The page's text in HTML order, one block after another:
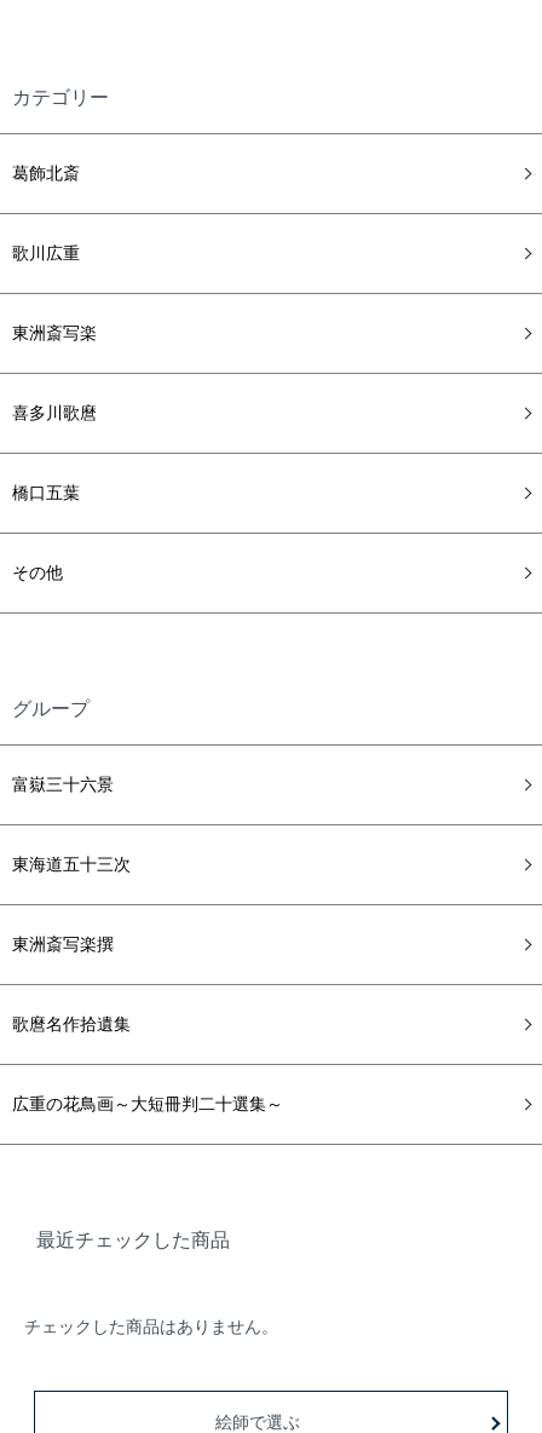
カテゴリー
葛飾北斎
歌川広重
東洲斎写楽
喜多川歌麿
橋口五葉
その他
グループ
富嶽三十六景
東海道五十三次
東洲斎写楽撰
歌麿名作拾遺集
広重の花鳥画～大短冊判二十選集～
最近チェックした商品
チェックした商品はありません。
絵師で選ぶ